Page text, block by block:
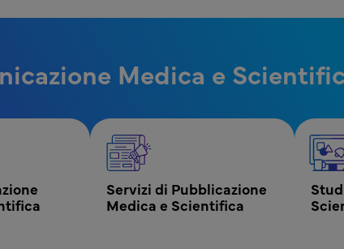
Medica e
e Scientifica
Servizi di Pubblicazione
Medica e Scientifica